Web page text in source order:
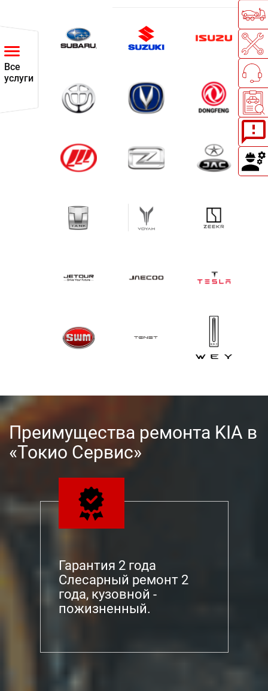
Все
услуги
Преимущества ремонта KIA в
«Токио Сервис»
Гарантия 2 года
Слесарный ремонт 2
года, кузовной -
пожизненный.